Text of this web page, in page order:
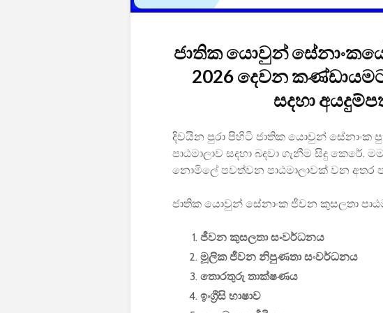
ජාතික යොවුන්
2026 දෙවන
සදහා
දිවයින පුරා පිහිටි ජාතික යොවුන් සේනාංක
පාඨමාලාව සදහා බදවා ගැනීම සිදු
නොමිලේ පවත්වන පාඨමාලාවක් වන අතර
ජාතික යොවුන් සේනාංක ජීවන කුසලතා
ජීවන කුසලතා සංවර්ධනය
මූලික ජීවන නිපුණතා සංවර්ධනය
තොරතුරු තාක්ෂණය
ඉංග්‍රීසි භාෂාව